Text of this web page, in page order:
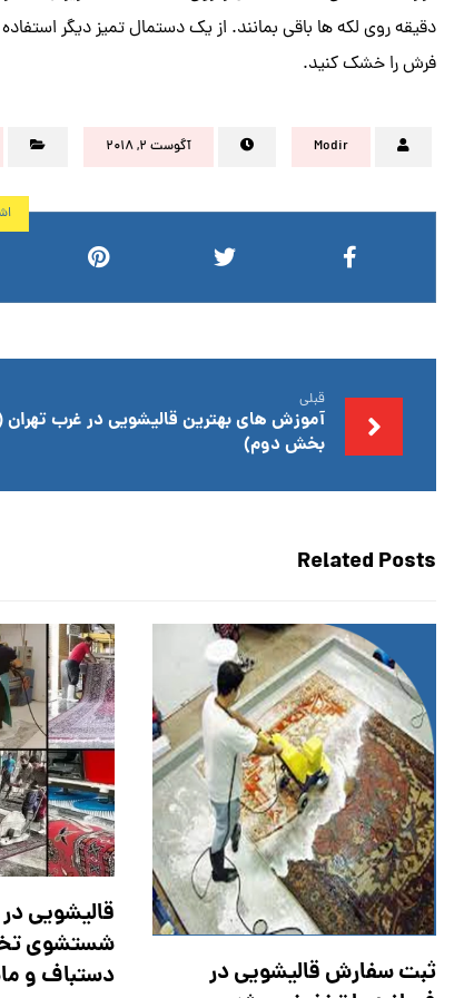
دقیقه روی لکه ها باقی بمانند. از یک دستمال تمیز دیگر
فرش را خشک کنید.
Modir آگوست ۲, ۲۰۱۸
قبلی
آموزش های بهترین قالیشویی در غرب تهران
بخش دوم)
Related Posts
ثبت سفارش قالیشویی در
قالیشویی در
شستشوی
دستباف و